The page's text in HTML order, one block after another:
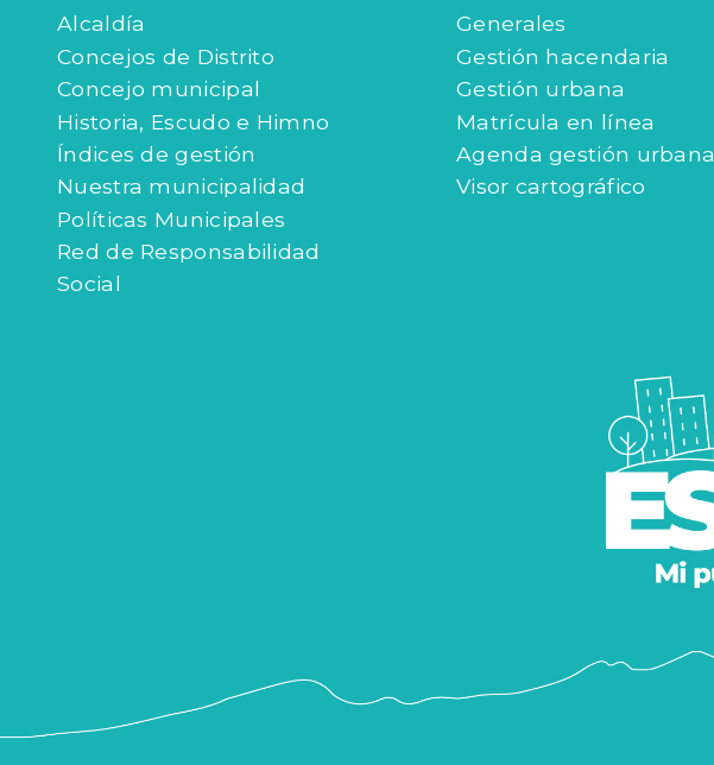
Alcaldía
Concejos de Distrito
Concejo municipal
Historia, Escudo e Himno
Índices de gestión
Nuestra municipalidad
Políticas Municipales
Red de Responsabilidad
Social
Generales
Gestión hacendaria
Gestión urbana
Matrícula en línea
Agenda gestión urbana
Visor cartográfico